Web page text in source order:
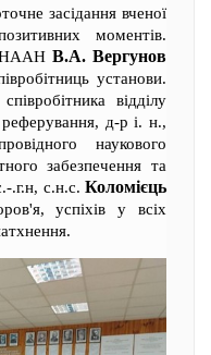
засідання вченої
моментів.
НААН В.А. Вергунов
установи.
відділу
д-р і. н.,
наукового
забезпечення та
.г.н, с.н.с. Коломієць
успіхів у всіх